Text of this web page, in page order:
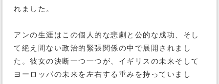
れました。
アンの生涯はこの個人的な悲劇と公的な成功、そし
て絶え間ない政治的緊張関係の中で展開されまし
た。彼女の決断一つ一つが、イギリスの未来そして
ヨーロッパの未来を左右する重みを持っていまし